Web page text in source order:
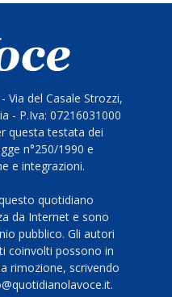
Via del Casale Strozzi,
- P.Iva: 07216031000
questa testata dei
n°250/1990 e
e integrazioni.
quotidiano
da Internet e sono
pubblico. Gli autori
coinvolti possono in
rimozione, scrivendo